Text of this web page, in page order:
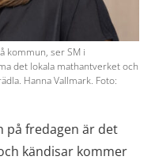
kommun, ser SM i
det lokala mathantverket och
Hanna Vallmark. Foto:
på fredagen är det
kändisar kommer